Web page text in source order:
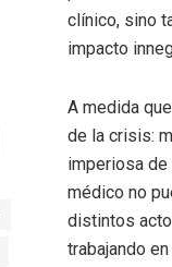
clínico, sino
impacto
A medida
de la crisis:
imperiosa
médico no
distintos
trabajando